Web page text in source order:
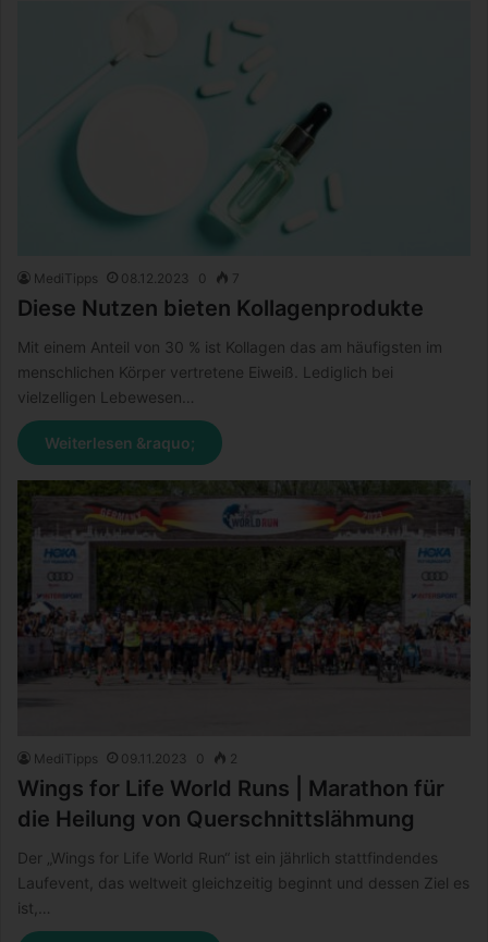
MediTipps 08.12.2023 0 7
Diese Nutzen bieten Kollagenprodukte
Mit einem Anteil von 30 % ist Kollagen das am häufigsten im
menschlichen Körper vertretene Eiweiß. Lediglich bei
vielzelligen Lebewesen…
Weiterlesen &raquo;
MediTipps 09.11.2023 0 2
Wings for Life World Runs | Marathon für
die Heilung von Querschnittslähmung
Der „Wings for Life World Run“ ist ein jährlich stattfindendes
Laufevent, das weltweit gleichzeitig beginnt und dessen Ziel es
ist,…